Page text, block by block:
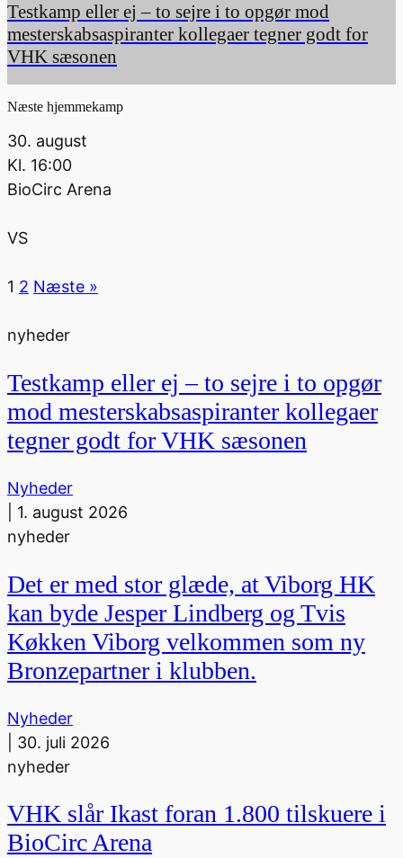
Testkamp eller ej – to sejre i to opgør mod
mesterskabsaspiranter kollegaer tegner godt for
VHK sæsonen
Næste hjemmekamp
30. august
Kl. 16:00
BioCirc Arena
VS
1 2 Næste »
nyheder
Testkamp eller ej – to sejre i to opgør
mod mesterskabsaspiranter kollegaer
tegner godt for VHK sæsonen
Nyheder
1. august 2026
nyheder
Det er med stor glæde, at Viborg HK
kan byde Jesper Lindberg og Tvis
Køkken Viborg velkommen som ny
Bronzepartner i klubben.
Nyheder
30. juli 2026
nyheder
VHK slår Ikast foran 1.800 tilskuere i
BioCirc Arena